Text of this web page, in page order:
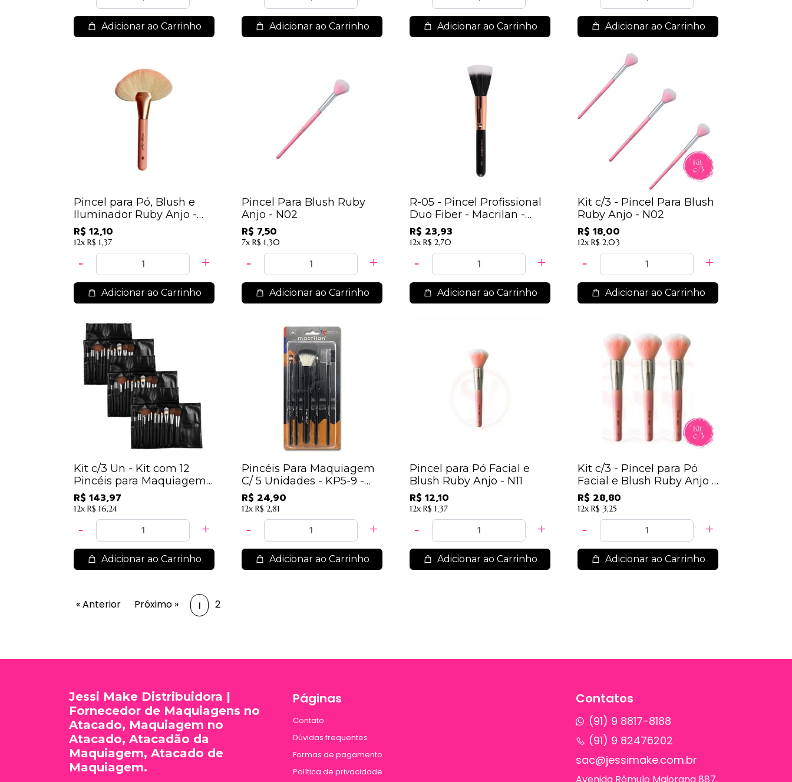
Adicionar ao Carrinho Adicionar ao Carrinho Adicionar ao Carrinho Adicionar ao Carrinho
Pincel para Pó, Blush e
Iluminador Ruby Anjo -
N13
R$ 12,10
12x R$ 1,37
Adicionar ao Carrinho
Pincel Para Blush Ruby
Anjo - N02
R$ 7,50
7x R$ 1,30
Adicionar ao Carrinho
R-05 - Pincel Profissional
Duo Fiber - Macrilan -
Linha Rosé
R$ 23,93
12x R$ 2,70
Adicionar ao Carrinho
Kit c/3 - Pincel Para Blush
Ruby Anjo - N02
R$ 18,00
12x R$ 2,03
Adicionar ao Carrinho
Kit c/3 Un - Kit com 12
Pincéis para Maquiagem -
KP1-2E - Macrilan / 47,99
R$ 143,97
12x R$ 16,24
Adicionar ao Carrinho
Pincéis Para Maquiagem
C/ 5 Unidades - KP5-9 -
Macrilan
R$ 24,90
12x R$ 2,81
Adicionar ao Carrinho
Pincel para Pó Facial e
Blush Ruby Anjo - N11
R$ 12,10
12x R$ 1,37
Adicionar ao Carrinho
Kit c/3 - Pincel para Pó
Facial e Blush Ruby Anjo -
N11
R$ 28,80
12x R$ 3,25
Adicionar ao Carrinho
« Anterior Próximo » 1 2
Contatos
(91) 9 8817-8188
(91) 9 82476202
sac@jessimake.com.br
Páginas
Contato
Dúvidas frequentes
Formas de pagamento
Política de privacidade
Jessi Make Distribuidora |
Fornecedor de Maquiagens no
Atacado, Maquiagem no
Atacado, Atacadão da
Maquiagem, Atacado de
Maquiagem.